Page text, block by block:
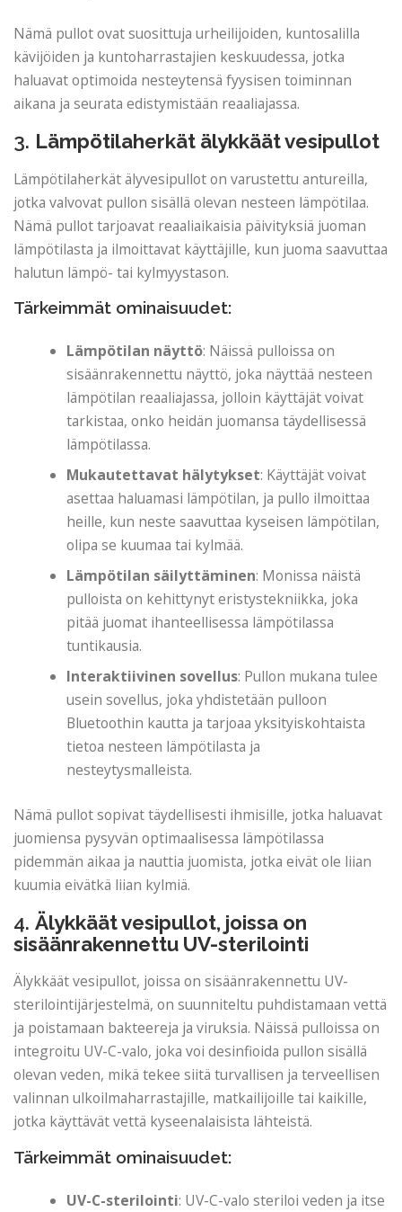
Nämä pullot ovat suosittuja urheilijoiden, kuntosalilla
kävijöiden ja kuntoharrastajien keskuudessa, jotka
haluavat optimoida nesteytensä fyysisen toiminnan
aikana ja seurata edistymistään reaaliajassa.
3. Lämpötilaherkät älykkäät vesipullot
Lämpötilaherkät älyvesipullot on varustettu antureilla,
jotka valvovat pullon sisällä olevan nesteen lämpötilaa.
Nämä pullot tarjoavat reaaliaikaisia ​​päivityksiä juoman
lämpötilasta ja ilmoittavat käyttäjille, kun juoma saavuttaa
halutun lämpö- tai kylmyystason.
Tärkeimmät ominaisuudet:
Lämpötilan näyttö: Näissä pulloissa on
sisäänrakennettu näyttö, joka näyttää nesteen
lämpötilan reaaliajassa, jolloin käyttäjät voivat
tarkistaa, onko heidän juomansa täydellisessä
lämpötilassa.
Mukautettavat hälytykset: Käyttäjät voivat
asettaa haluamasi lämpötilan, ja pullo ilmoittaa
heille, kun neste saavuttaa kyseisen lämpötilan,
olipa se kuumaa tai kylmää.
Lämpötilan säilyttäminen: Monissa näistä
pulloista on kehittynyt eristystekniikka, joka
pitää juomat ihanteellisessa lämpötilassa
tuntikausia.
Interaktiivinen sovellus: Pullon mukana tulee
usein sovellus, joka yhdistetään pulloon
Bluetoothin kautta ja tarjoaa yksityiskohtaista
tietoa nesteen lämpötilasta ja
nesteytysmalleista.
Nämä pullot sopivat täydellisesti ihmisille, jotka haluavat
juomiensa pysyvän optimaalisessa lämpötilassa
pidemmän aikaa ja nauttia juomista, jotka eivät ole liian
kuumia eivätkä liian kylmiä.
4. Älykkäät vesipullot, joissa on
sisäänrakennettu UV-sterilointi
Älykkäät vesipullot, joissa on sisäänrakennettu UV-
sterilointijärjestelmä, on suunniteltu puhdistamaan vettä
ja poistamaan bakteereja ja viruksia. Näissä pulloissa on
integroitu UV-C-valo, joka voi desinfioida pullon sisällä
olevan veden, mikä tekee siitä turvallisen ja terveellisen
valinnan ulkoilmaharrastajille, matkailijoille tai kaikille,
jotka käyttävät vettä kyseenalaisista lähteistä.
Tärkeimmät ominaisuudet:
UV-C-sterilointi: UV-C-valo steriloi veden ja itse